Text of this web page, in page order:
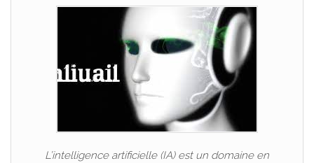
L’intelligence artificielle (IA) est un domaine en